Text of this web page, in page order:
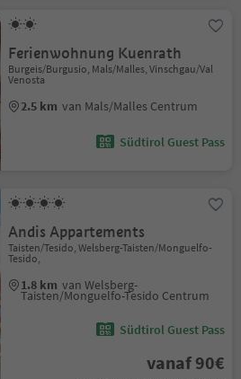
Ferienwohnung Kuenrath
Burgeis/Burgusio, Mals/Malles, Vinschgau/Val
Venosta
2.5 km van Mals/Malles Centrum
Südtirol Guest Pass
Andis Appartements
Taisten/Tesido, Welsberg-Taisten/Monguelfo-
Tesido,
1.8 km van Welsberg-
Taisten/Monguelfo-Tesido Centrum
Südtirol Guest Pass
vanaf 90€